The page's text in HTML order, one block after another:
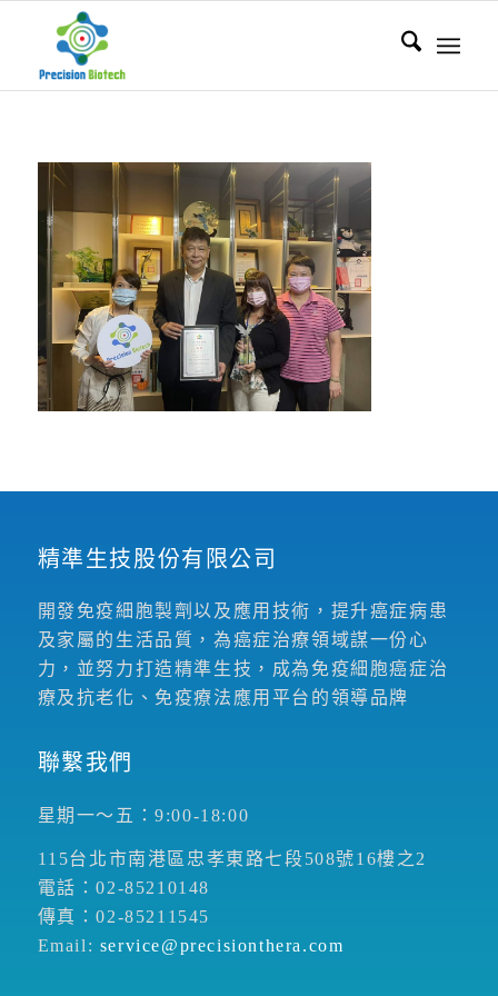
精準生技股份有限公司
開發免疫細胞製劑以及應用技術，提升癌症病患
及家屬的生活品質，為癌症治療領域謀一份心
力，並努力打造精準生技，成為免疫細胞癌症治
療及抗老化、免疫療法應用平台的領導品牌
聯繫我們
星期一～五：9:00-18:00
115台北市南港區忠孝東路七段508號16樓之2
電話：02-85210148
傳真：02-85211545
Email: service@precisionthera.com